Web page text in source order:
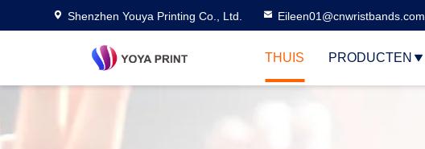
Shenzhen Youya Printing Co., Ltd. Eileen01@cnwristbands.com
THUIS PRODUCTEN